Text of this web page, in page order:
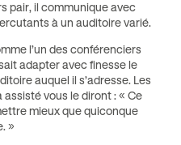
pair, il communique avec
à un auditoire varié.
l’un des conférenciers
adapter avec finesse le
auquel il s’adresse. Les
vous le diront : « Ce
mieux que quiconque
»